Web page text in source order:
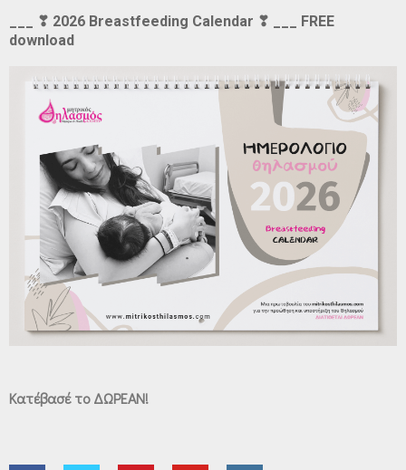
___ ❣ 2026 Breastfeeding Calendar ❣ ___ FREE
download
Κατέβασέ το ΔΩΡΕΑΝ!